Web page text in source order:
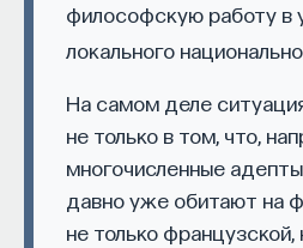
философскую работу в
локального
На самом деле
не только в том, что,
многочисленные
давно уже обитают на
не только французской,
ЕСТЕСТВЕННЫЕ НАУКИ
идентичности России.
В истории России
русского европеизма
культурно-
и образовательная — к Н. В.
Политическая проекция
свободы нашла свое